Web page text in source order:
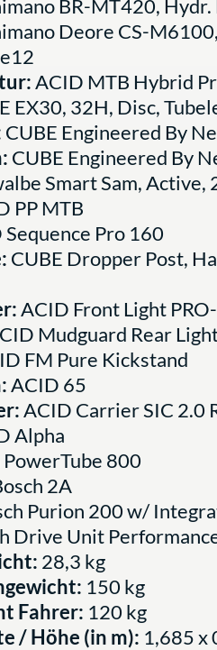
BR-MT420,
Deore CS-
ACID MTB Hybrid
EX30, 32H, Disc,
CUBE Engineered By
CUBE Engineered By
Smart Sam, Active,
PP MTB
Pro 160
CUBE Dropper Post,
ACID Front Light
Mudguard Rear
FM Pure Kickstand
ACID 65
ACID Carrier SIC 2.0
Alpha
PowerTube 800
2A
Purion 200 w/
Drive Unit
28,3 kg
150 kg
Fahrer: 120 kg
/ Höhe (in m): 1,685 x